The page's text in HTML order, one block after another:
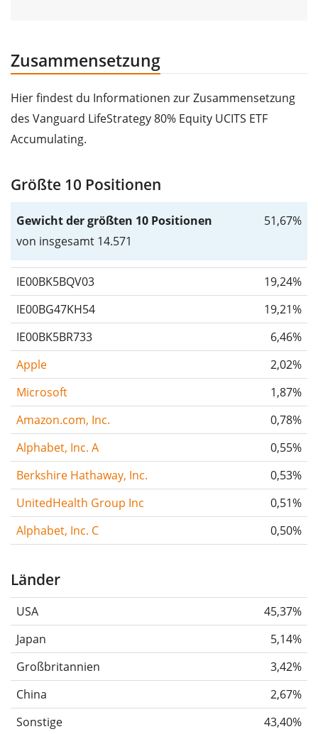
Zusammensetzung
Hier findest du Informationen zur Zusammensetzung
des Vanguard LifeStrategy 80% Equity UCITS ETF
Accumulating.
Größte 10 Positionen
Gewicht der größten 10 Positionen
von insgesamt 14.571
51,67%
IE00BK5BQV03
19,24%
IE00BG47KH54
19,21%
IE00BK5BR733
6,46%
Apple
2,02%
Microsoft
1,87%
Amazon.com, Inc.
0,78%
Alphabet, Inc. A
0,55%
Berkshire Hathaway, Inc.
0,53%
UnitedHealth Group Inc
0,51%
Alphabet, Inc. C
0,50%
Länder
USA
45,37%
Japan
5,14%
Großbritannien
3,42%
China
2,67%
Sonstige
43,40%